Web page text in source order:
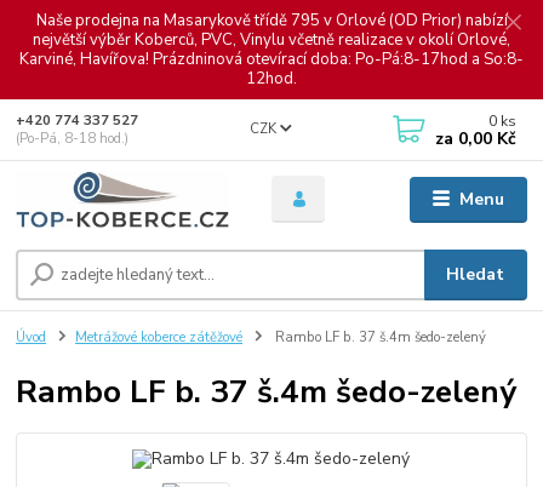
Naše prodejna na Masarykově třídě 795 v Orlové (OD Prior) nabízí
největší výběr Koberců, PVC, Vinylu včetně realizace v okolí Orlové,
Karviné, Havířova! Prázdninová otevírací doba: Po-Pá:8-17hod a So:8-
12hod.
Menu
CZK
Hledat
+420 774 337 527
(Po-Pá, 8-18 hod.)
0 ks
za 0,00 Kč
Úvod Metrážové koberce zátěžové Rambo LF b. 37 š.4m šedo-zelený
Rambo LF b. 37 š.4m šedo-zelený